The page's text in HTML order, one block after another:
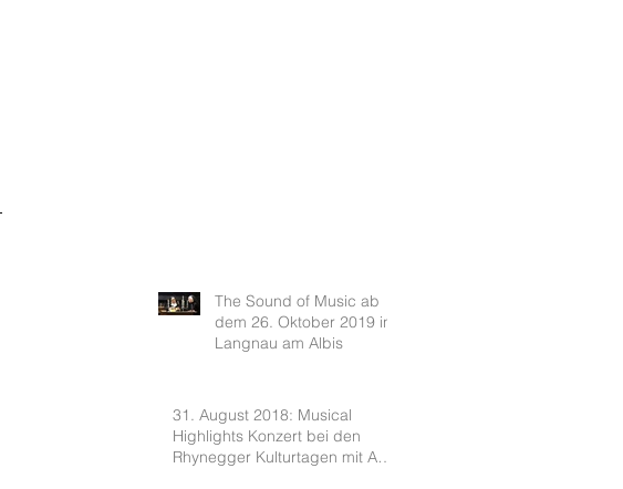
The Sound of Music ab
dem 26. Oktober 2019 in
Langnau am Albis
31. August 2018: Musical
Highlights Konzert bei den
Rhynegger Kulturtagen mit Ann-